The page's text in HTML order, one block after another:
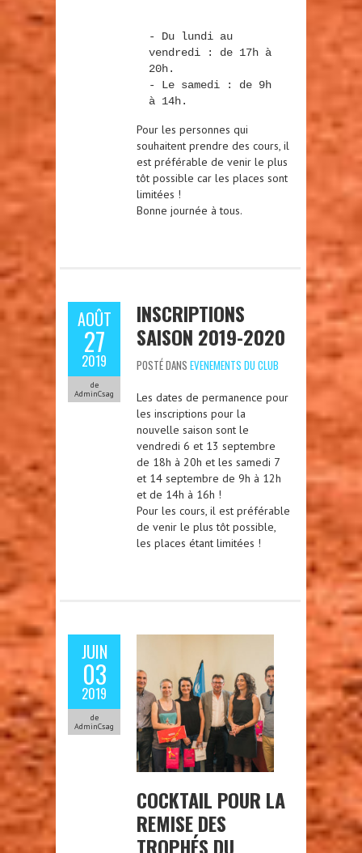
- Du lundi au
vendredi : de 17h à
20h.
- Le samedi : de 9h
à 14h.
Pour les personnes qui
souhaitent prendre des cours, il
est préférable de venir le plus
tôt possible car les places sont
limitées !
Bonne journée à tous.
AOÛT
27
2019
de
AdminCsag
INSCRIPTIONS
SAISON 2019-2020
POSTÉ DANS EVENEMENTS DU CLUB
Les dates de permanence pour
les inscriptions pour la
nouvelle saison sont le
vendredi 6 et 13 septembre
de 18h à 20h et les samedi 7
et 14 septembre de 9h à 12h
et de 14h à 16h !
Pour les cours, il est préférable
de venir le plus tôt possible,
les places étant limitées !
JUIN
03
2019
de
AdminCsag
COCKTAIL POUR LA
REMISE DES
TROPHÉS DU